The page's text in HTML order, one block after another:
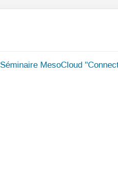
Séminaire MesoCloud